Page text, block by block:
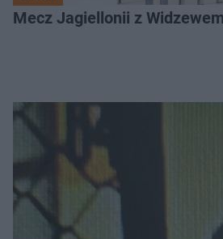
Mecz Jagiellonii z